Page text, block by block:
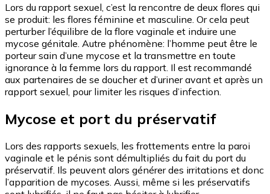
Lors du rapport sexuel, c’est la rencontre de deux flores qui
se produit: les flores féminine et masculine. Or cela peut
perturber l’équilibre de la flore vaginale et induire une
mycose génitale. Autre phénomène: l’homme peut être le
porteur sain d’une mycose et la transmettre en toute
ignorance à la femme lors du rapport. Il est recommandé
aux partenaires de se doucher et d’uriner avant et après un
rapport sexuel, pour limiter les risques d’infection.
Mycose et port du préservatif
Lors des rapports sexuels, les frottements entre la paroi
vaginale et le pénis sont démultipliés du fait du port du
préservatif. Ils peuvent alors générer des irritations et donc
l’apparition de mycoses. Aussi, même si les préservatifs